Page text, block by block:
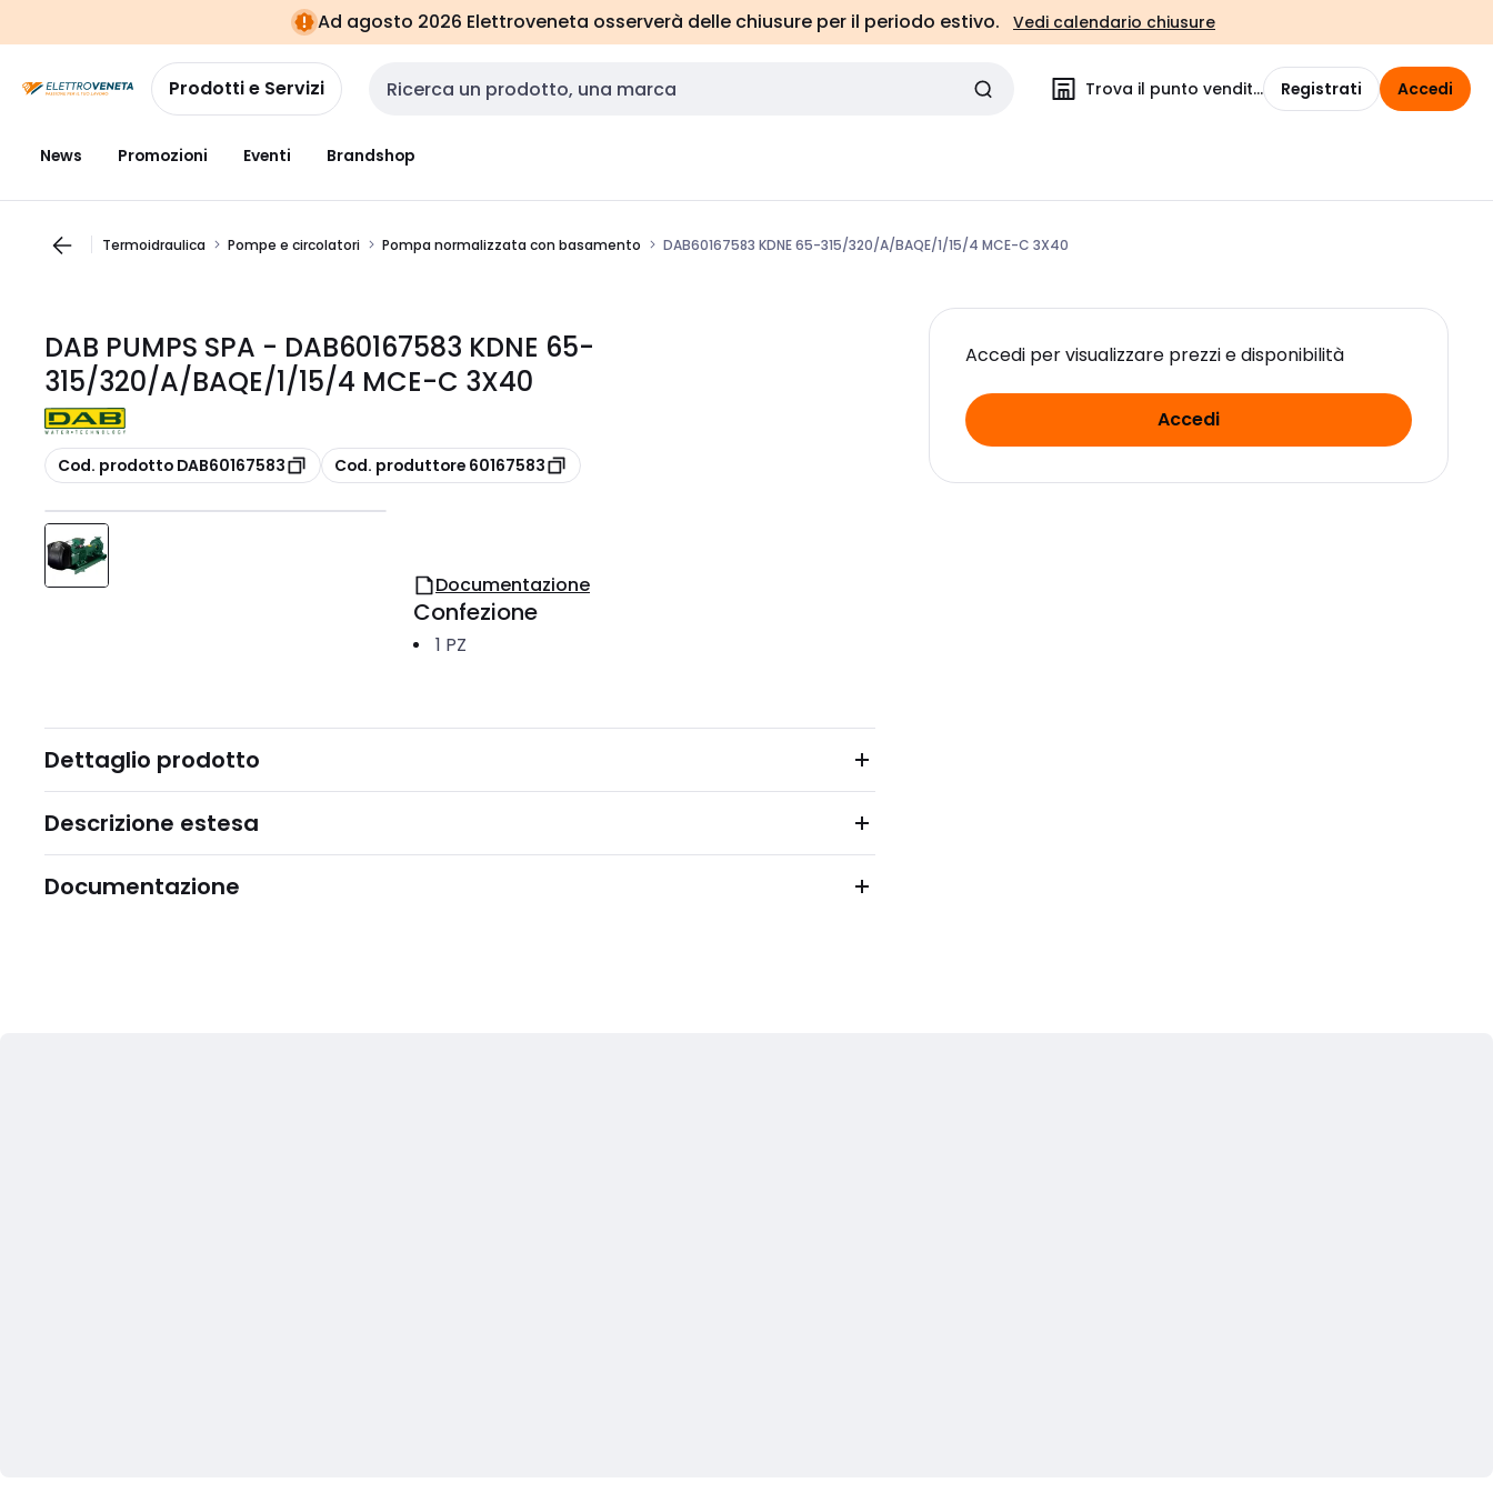
navigazionealla
pagina
Ad agosto 2026 Elettroveneta osserverà delle chiusure per il periodo estivo. Vedi calendario chiusure
Prodotti e Servizi Cerca input Trova il punto vendita Registrati Accedi
News Promozioni Eventi Brandshop
Termoidraulica Pompe e circolatori Pompa normalizzata con basamento DAB60167583 KDNE 65-315/320/A/BAQE/1/15/4 MCE-C 3X40
DAB PUMPS SPA - DAB60167583 KDNE 65-
315/320/A/BAQE/1/15/4 MCE-C 3X40
copia
Cod. prodotto DAB60167583 copia
Cod. produttore 60167583
Accedi per visualizzare prezzi e disponibilità
Accedi
Documentazione
Confezione
1 PZ
Dettaglio prodotto
Descrizione estesa
Documentazione